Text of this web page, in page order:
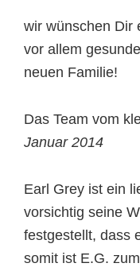
wir wünschen Dir
vor allem
neuen Familie!
Das Team vom
Januar 2014
Earl Grey ist ein
vorsichtig seine
festgestellt, dass
somit ist E.G.